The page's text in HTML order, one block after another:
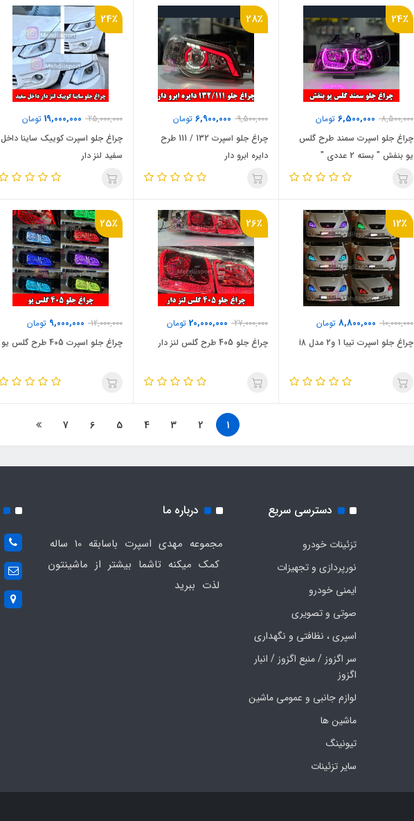
24٪
8,500,000
6,500,000 تومان
چراغ جلو اسپرت سمند طرح گلس
یو بنفش " بسته 2 عددی "
28٪
9,500,000
6,900,000 تومان
چراغ جلو اسپرت 132 / 111 طرح
دایره ابرو دار
24٪
25,000,000
19,000,000 تومان
چراغ جلو اسپرت کوییک ساینا داخل
سفید لنز دار
12٪
10,000,000
8,800,000 تومان
چراغ جلو اسپرت تیبا 1 و2 مدل i8
26٪
27,000,000
20,000,000 تومان
چراغ جلو 405 طرح گلس لنز دار
25٪
12,000,000
9,000,000 تومان
چراغ جلو اسپرت 405 طرح گلس یو
1
2
3
4
5
6
7
دسترسی سریع
تزئینات خودرو
نورپردازی و تجهیزات
ایمنی خودرو
صوتی و تصویری
اسپری ، نظافتی و نگهداری
سر اگزوز / منبع اگزوز / انبار
اگزوز
لوازم جانبی و عمومی ماشین
ماشین ها
تیونینگ
سایر تزئینات
درباره ما
مجموعه مهدی اسپرت باسابقه 10 ساله
کمک میکنه تاشما بیشتر از ماشینتون
لذت ببرید